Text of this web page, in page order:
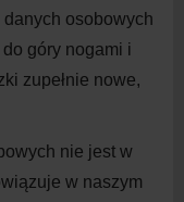
osobowych
góry nogami i
zupełnie nowe,
nie jest w
w naszym